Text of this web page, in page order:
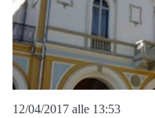
12/04/2017 alle 13:53